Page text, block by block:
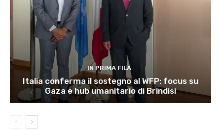
IN PRIMA FILA
Italia conferma il sostegno al WFP: focus su
Gaza e hub umanitario di Brindisi